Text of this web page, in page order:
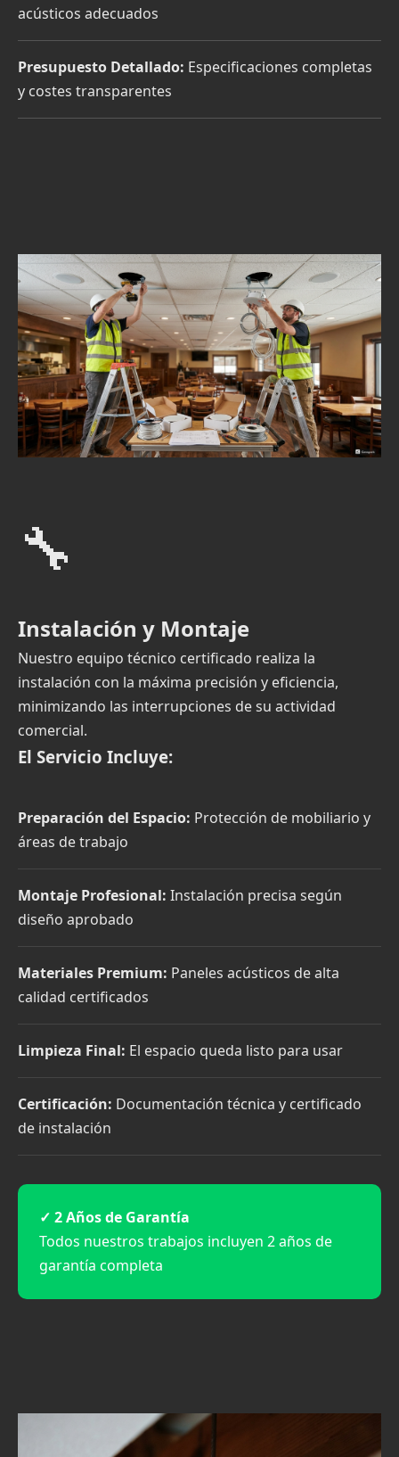
acústicos adecuados
Presupuesto Detallado: Especificaciones completas
y costes transparentes
🔧
Instalación y Montaje
Nuestro equipo técnico certificado realiza la
instalación con la máxima precisión y eficiencia,
minimizando las interrupciones de su actividad
comercial.
El Servicio Incluye:
Preparación del Espacio: Protección de mobiliario y
áreas de trabajo
Montaje Profesional: Instalación precisa según
diseño aprobado
Materiales Premium: Paneles acústicos de alta
calidad certificados
Limpieza Final: El espacio queda listo para usar
Certificación: Documentación técnica y certificado
de instalación
✓ 2 Años de Garantía
Todos nuestros trabajos incluyen 2 años de
garantía completa